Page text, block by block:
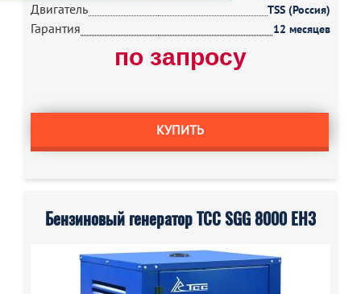
Двигатель TSS (Россия)
Гарантия 12 месяцев
по запросу
КУПИТЬ
Бензиновый генератор ТСС SGG 8000 EH3